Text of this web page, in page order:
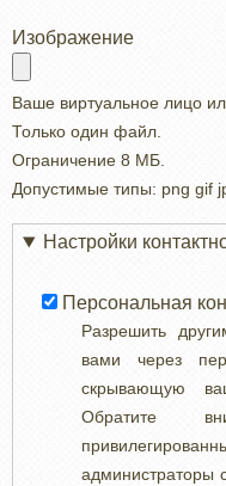
Изображение
Ваше виртуальное лицо
Только один файл.
Ограничение 8 МБ.
Допустимые типы: png gif
Настройки
Персональная
Разрешить
вами через
скрывающую
Обратите
администраторы